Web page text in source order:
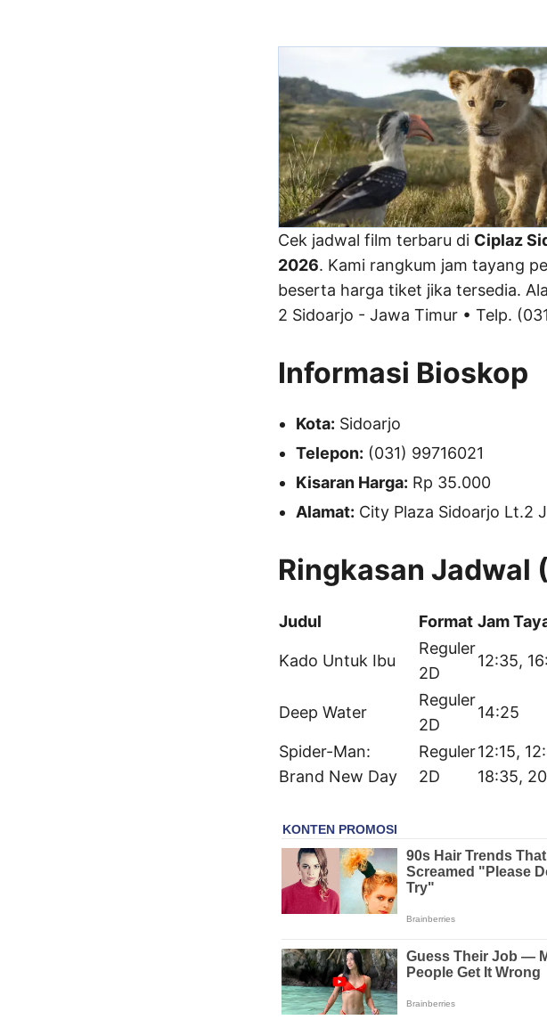
Cek jadwal film terbaru di Ciplaz
2026. Kami rangkum jam tayang
beserta harga tiket jika tersedia.
2 Sidoarjo - Jawa Timur • Telp.
Informasi Bioskop
Kota: Sidoarjo
Telepon: (031) 99716021
Kisaran Harga: Rp 35.000
Alamat: City Plaza Sidoarjo Lt.2
Ringkasan Jadwal
Judul Format Jam
Kado Untuk Ibu
Reguler
2D
12:35,
Deep Water
Reguler
2D
14:25
Spider-Man:
Brand New Day
Reguler
2D
12:15,
18:35,